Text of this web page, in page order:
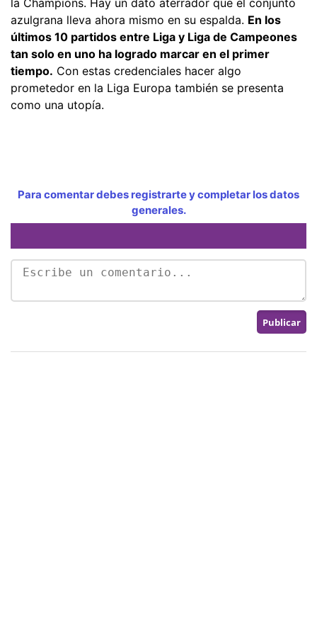
azulgrana lleva ahora mismo en su espalda. En los
últimos 10 partidos entre Liga y Liga de Campeones
tan solo en uno ha logrado marcar en el primer
tiempo. Con estas credenciales hacer algo
prometedor en la Liga Europa también se presenta
como una utopía.
Para comentar debes registrarte y completar los datos
generales.